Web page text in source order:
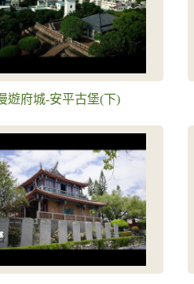
遊府城-安平古堡(下)